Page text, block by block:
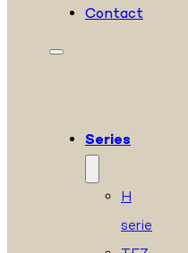
Contact
Series
H
serie